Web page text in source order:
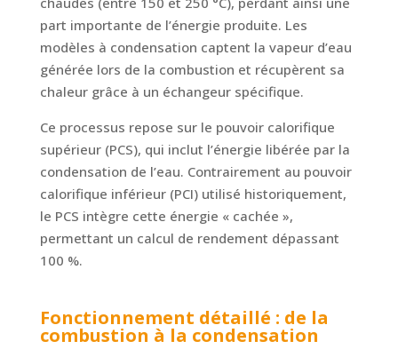
part importante de l’énergie produite. Les
modèles à condensation captent la vapeur d’eau
générée lors de la combustion et récupèrent sa
chaleur grâce à un échangeur spécifique.
Ce processus repose sur le pouvoir calorifique
supérieur (PCS), qui inclut l’énergie libérée par la
condensation de l’eau. Contrairement au pouvoir
calorifique inférieur (PCI) utilisé historiquement,
le PCS intègre cette énergie « cachée »,
permettant un calcul de rendement dépassant
100 %.
Fonctionnement détaillé : de la
combustion à la condensation